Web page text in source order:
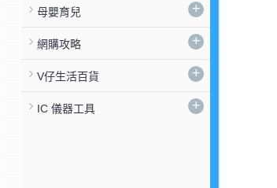
母嬰育兒 +
網購攻略 +
V仔生活百貨 +
IC 儀器工具 +